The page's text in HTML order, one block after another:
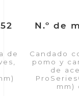
de
N.º de
Candado
pomo y
de
mm)